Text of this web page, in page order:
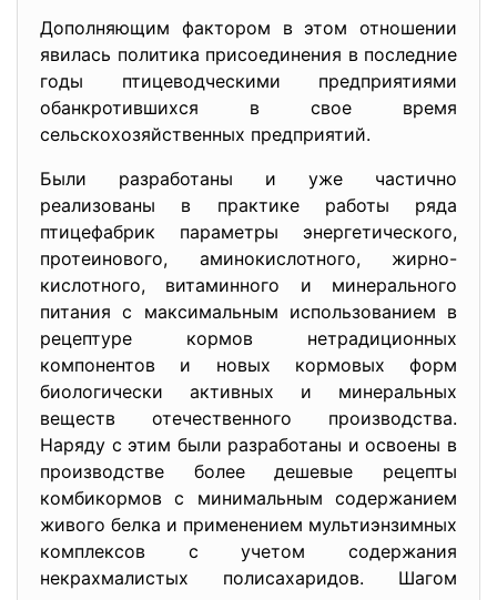
Дополняющим фактором в этом отношении
явилась политика присоединения в последние
годы птицеводческими предприятиями
обанкротившихся в свое время
сельскохозяйственных предприятий.
Были разработаны и уже частично
реализованы в практике работы ряда
птицефабрик параметры энергетического,
протеинового, аминокислотного, жирно-
кислотного, витаминного и минерального
питания с максимальным использованием в
рецептуре кормов нетрадиционных
компонентов и новых кормовых форм
биологически активных и минеральных
веществ отечественного производства.
Наряду с этим были разработаны и освоены в
производстве более дешевые рецепты
комбикормов с минимальным содержанием
живого белка и применением мультиэнзимных
комплексов с учетом содержания
некрахмалистых полисахаридов. Шагом